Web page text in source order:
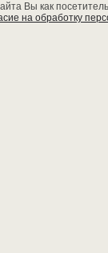
Вы как
на обработку